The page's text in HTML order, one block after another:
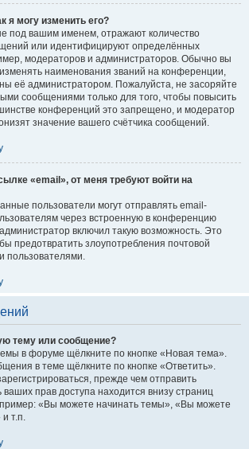
я могу изменить его?
под вашим именем, отражают количество
или идентифицируют определённых
модераторов и администраторов. Обычно вы
наименования званий на конференции,
её администратором. Пожалуйста, не засоряйте
сообщениями только для того, чтобы повысить
конференций это запрещено, и модератор
значение вашего счётчика сообщений.
«email», от меня требуют войти на
пользователи могут отправлять email-
через встроенную в конференцию
включил такую возможность. Это
предотвратить злоупотребления почтовой
пользователями.
тему или сообщение?
в форуме щёлкните по кнопке «Новая тема».
в теме щёлкните по кнопке «Ответить».
прежде чем отправить
прав доступа находится внизу страниц
«Вы можете начинать темы», «Вы можете
т.п.